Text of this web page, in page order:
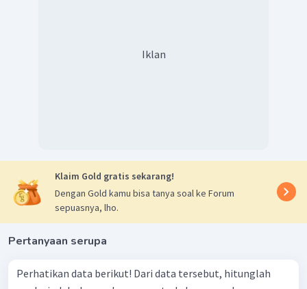
Iklan
Klaim Gold gratis sekarang!
Dengan Gold kamu bisa tanya soal ke Forum
sepuasnya, lho.
Pertanyaan serupa
Perhatikan data berikut! Dari data tersebut, hitunglah